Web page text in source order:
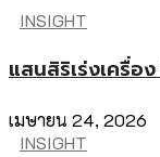
INSIGHT
แสนสิริเร่งเครื่อ
เมษายน 24, 2026
INSIGHT